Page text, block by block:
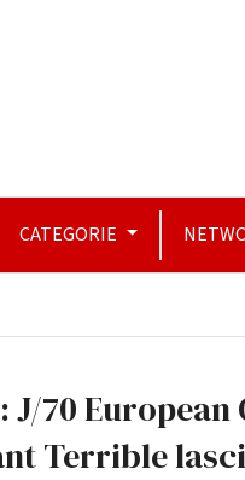
CATEGORIE
J/70
Terrible